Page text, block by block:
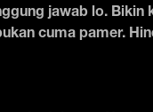
jawab lo. Bikin
cuma pamer.